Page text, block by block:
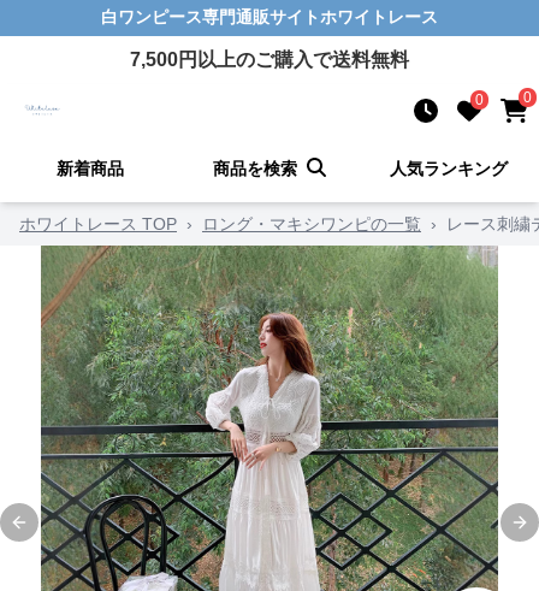
白ワンピース専門通販サイトホワイトレース
7,500円以上のご購入で送料無料
0 0
新着商品 商品を検索 人気ランキング
ホワイトレース TOP › ロング・マキシワンピの一覧 › レース刺繍
Previous slide